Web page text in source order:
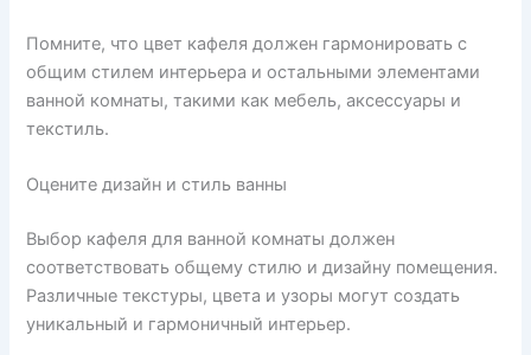
Помните, что цвет кафеля должен гармонировать с
общим стилем интерьера и остальными элементами
ванной комнаты, такими как мебель, аксессуары и
текстиль.
Оцените дизайн и стиль ванны
Выбор кафеля для ванной комнаты должен
соответствовать общему стилю и дизайну помещения.
Различные текстуры, цвета и узоры могут создать
уникальный и гармоничный интерьер.